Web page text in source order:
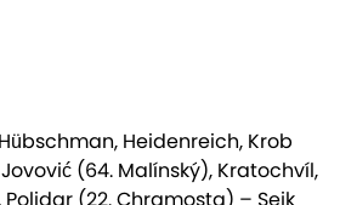
Heidenreich, Krob
(64. Malínský), Kratochvíl,